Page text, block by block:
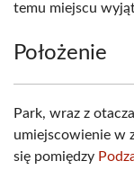
temu miejscu
Położenie
Park, wraz z
umiejscowienie w
się pomiędzy